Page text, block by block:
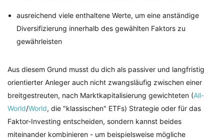
ausreichend viele enthaltene Werte, um eine anständige
Diversifizierung innerhalb des gewählten Faktors zu
gewährleisten
Aus diesem Grund musst du dich als passiver und langfristig
orientierter Anleger auch nicht zwangsläufig zwischen einer
breitgestreuten, nach Marktkapitalisierung gewichteten (All-
World/World, die "klassischen" ETFs) Strategie oder für das
Faktor-Investing entscheiden, sondern kannst beides
miteinander kombinieren - um beispielsweise mögliche